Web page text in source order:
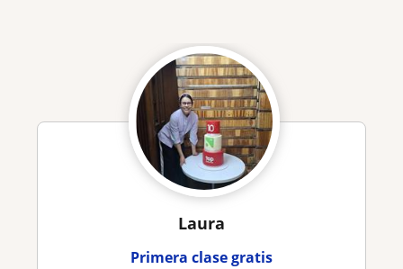
Laura
Primera clase gratis